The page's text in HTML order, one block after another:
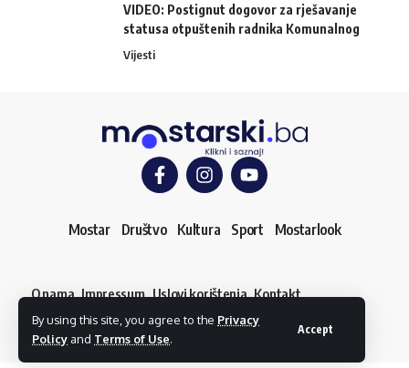
By using this site, you agree to the Privacy
Policy and Terms of Use.
Accept
VIDEO: Postignut dogovor za rješavanje
statusa otpuštenih radnika Komunalnog
Vijesti
Mostar Društvo Kultura Sport Mostarlook
O nama Impressum Uslovi korištenja Kontakt
Dojavi vijest
© mostarski.ba. Sva prava pridržana